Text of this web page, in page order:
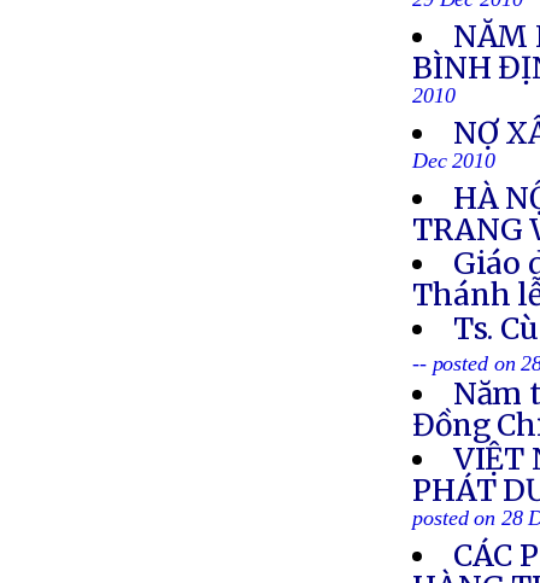
NĂM
BÌNH
2010
NỢ
Dec 2010
HÀ
TRANG
Giáo
Thánh
Ts.
-- posted on
Năm
Đồng
VIỆT
PHÁT
posted on 28
CÁC